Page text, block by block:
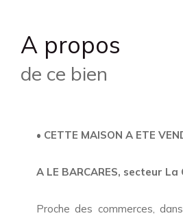
a propos
de ce bien
• CETTE MAISON A ETE
A LE BARCARES, secteur La
Proche des commerces,